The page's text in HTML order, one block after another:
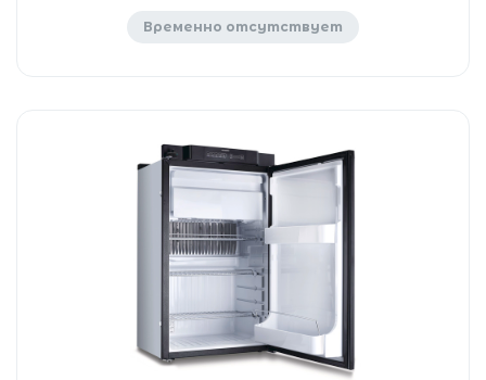
Временно отсутствует